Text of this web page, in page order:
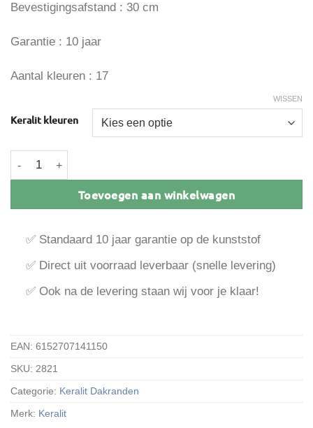
Bevestigingsafstand : 30 cm
Garantie : 10 jaar
Aantal kleuren : 17
Keralit kleuren
WISSEN
Keralit dakrand paneel 200 mm aantal
Toevoegen aan winkelwagen
✅ Standaard 10 jaar garantie op de kunststof
✅ Direct uit voorraad leverbaar (snelle levering)
✅ Ook na de levering staan wij voor je klaar!
EAN: 6152707141150
SKU: 2821
Categorie: Keralit Dakranden
Merk: Keralit